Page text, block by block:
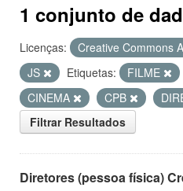
1 conjunto de
Licenças: Creative Commons
JS
Etiquetas: FILME
CINEMA
CPB
Filtrar Resultados
Diretores (pessoa física)